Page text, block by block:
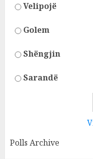
Velipojë
Golem
Shëngjin
Sarandë
Polls Archive